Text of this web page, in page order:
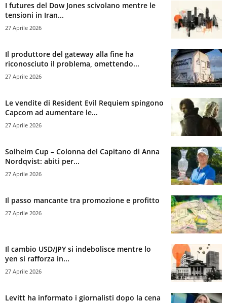
I futures del Dow Jones scivolano mentre le
tensioni in Iran...
27 Aprile 2026
Il produttore del gateway alla fine ha
riconosciuto il problema, omettendo...
27 Aprile 2026
Le vendite di Resident Evil Requiem spingono
Capcom ad aumentare le...
27 Aprile 2026
Solheim Cup – Colonna del Capitano di Anna
Nordqvist: abiti per...
27 Aprile 2026
Il passo mancante tra promozione e profitto
27 Aprile 2026
Il cambio USD/JPY si indebolisce mentre lo
yen si rafforza in...
27 Aprile 2026
Levitt ha informato i giornalisti dopo la cena